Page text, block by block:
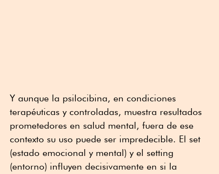
Y aunque la psilocibina, en condiciones
terapéuticas y controladas, muestra resultados
prometedores en salud mental, fuera de ese
contexto su uso puede ser impredecible. El set
(estado emocional y mental) y el setting
(entorno) influyen decisivamente en si la